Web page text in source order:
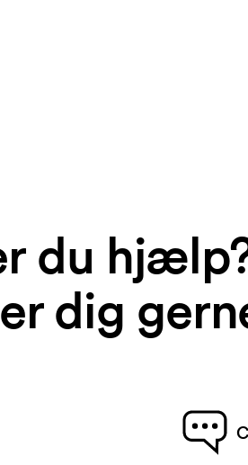
du
dig